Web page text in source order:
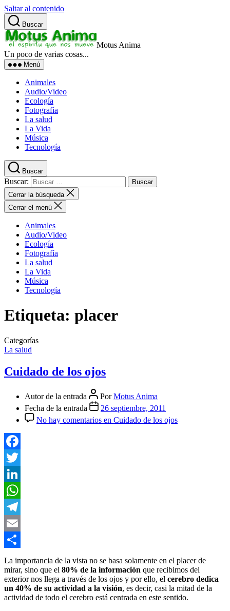
Saltar al contenido
Buscar
Motus Anima
Un poco de varias cosas...
Menú
Animales
Audio/Video
Ecología
Fotografía
La salud
La Vida
Música
Tecnología
Buscar
Buscar:
Cerrar la búsqueda
Cerrar el menú
Animales
Audio/Video
Ecología
Fotografía
La salud
La Vida
Música
Tecnología
Etiqueta: placer
Categorías
La salud
Cuidado de los ojos
Autor de la entrada PorMotus Anima
Fecha de la entrada
26 septiembre, 2011
No hay comentarios en Cuidado de los ojos
Facebook
Twitter
LinkedIn
WhatsApp
Telegram
Email
Compartir
La importancia de la vista no se basa solamente en el placer de
mirar, sino que el 80% de la información que recibimos del
exterior nos llega a través de los ojos y por ello, el cerebro dedica
un 40% de su actividad a la visión, es decir, casi la mitad de la
actividad de todo el cerebro está centrada en este sentido.